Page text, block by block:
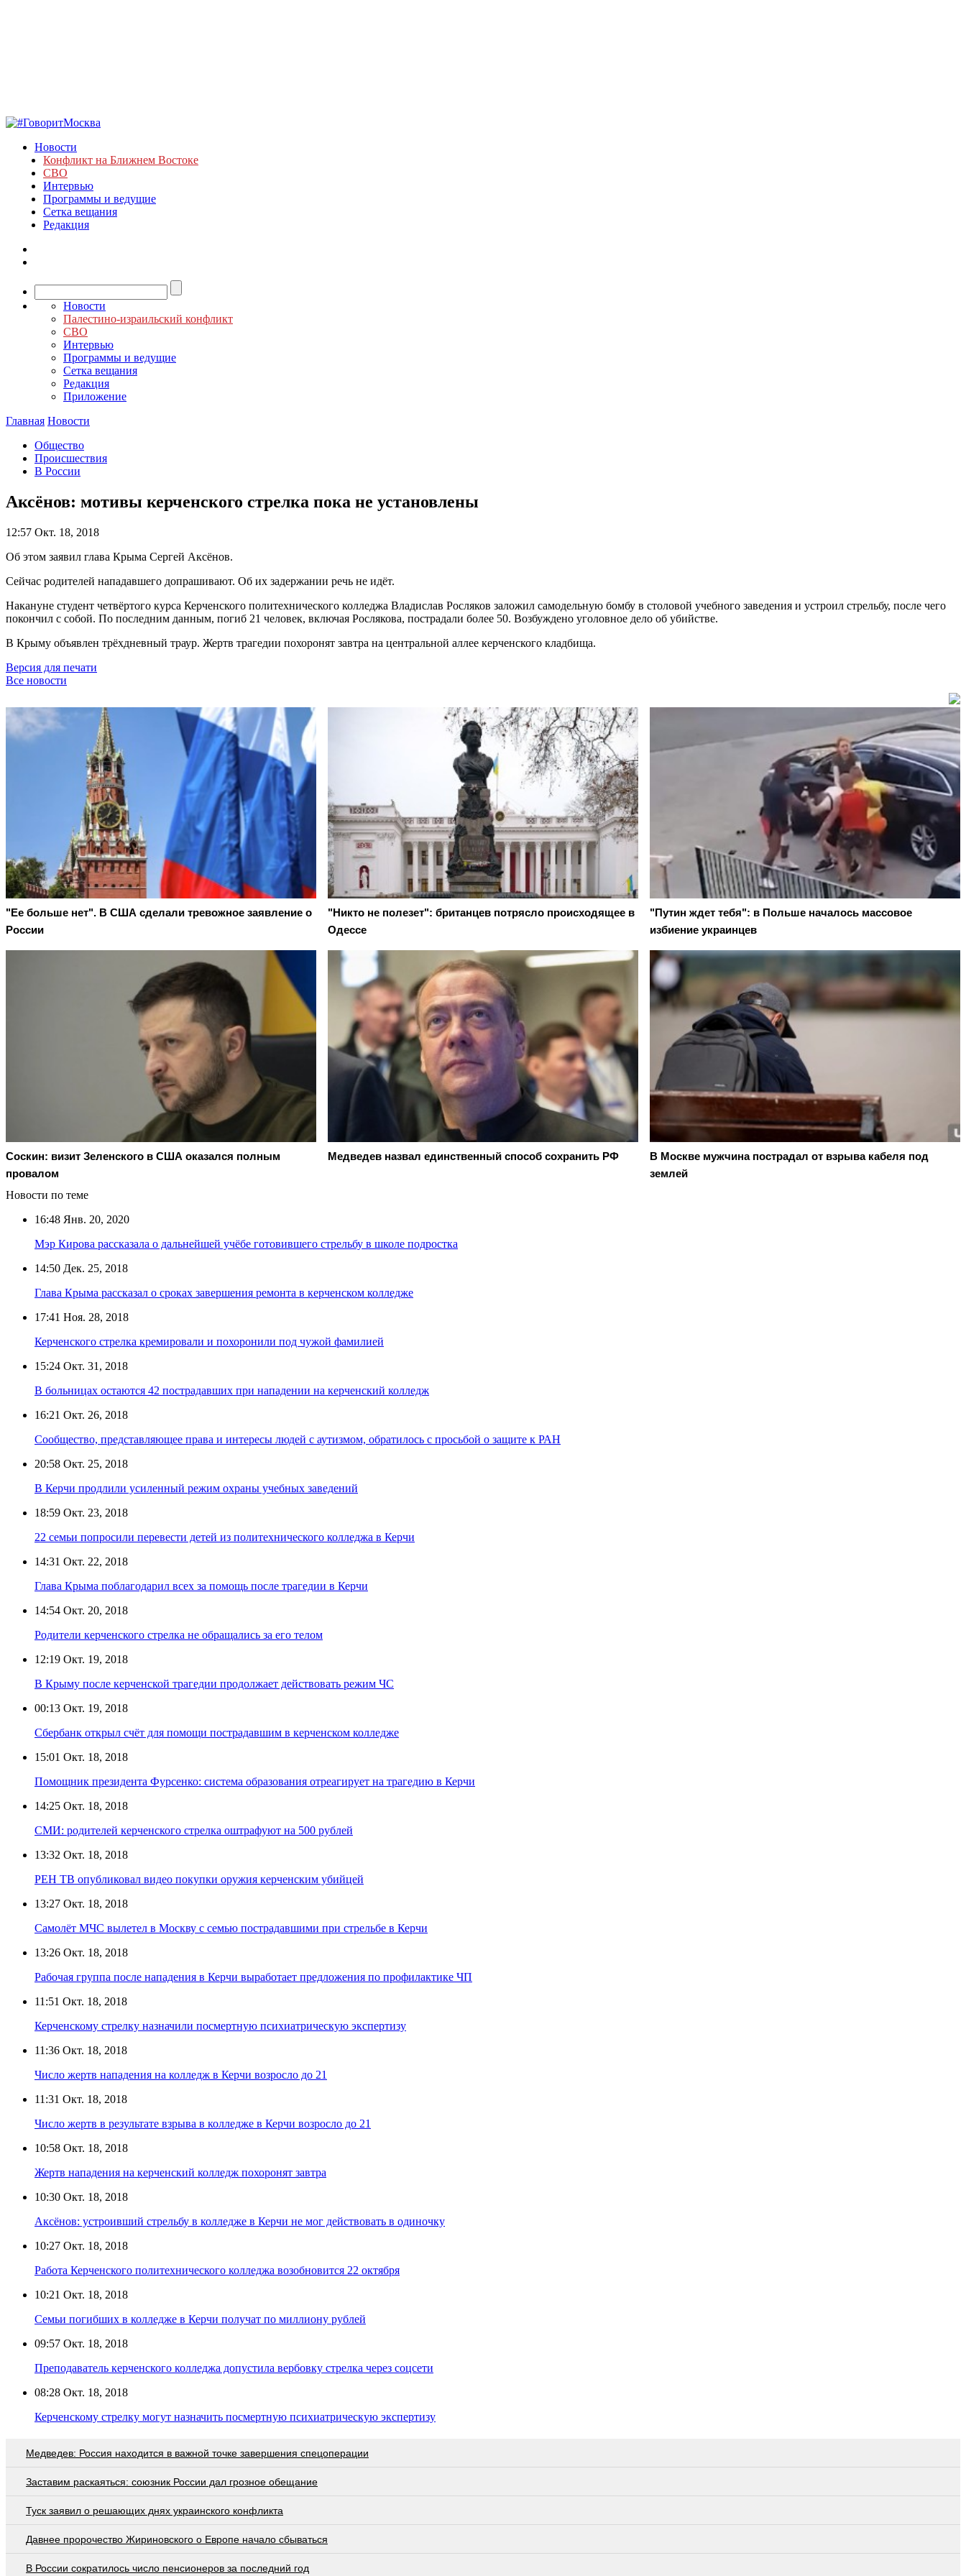
Новости
Конфликт на Ближнем Востоке
СВО
Интервью
Программы и ведущие
Сетка вещания
Редакция
Новости
Палестино-израильский конфликт
СВО
Интервью
Программы и ведущие
Сетка вещания
Редакция
Приложение
Главная Новости
Общество
Происшествия
В России
Аксёнов: мотивы керченского стрелка пока не установлены
12:57 Окт. 18, 2018
Об этом заявил глава Крыма Сергей Аксёнов.
Сейчас родителей нападавшего допрашивают. Об их задержании речь не идёт.
Накануне студент четвёртого курса Керченского политехнического колледжа Владислав Росляков заложил самодельную бомбу в столовой учебного заведения и устроил стрельбу, после чего
покончил с собой. По последним данным, погиб 21 человек, включая Рослякова, пострадали более 50. Возбуждено уголовное дело об убийстве.
В Крыму объявлен трёхдневный траур. Жертв трагедии похоронят завтра на центральной аллее керченского кладбища.
Версия для печати
Все новости
"Ее больше нет". В США сделали тревожное заявление о
России
"Никто не полезет": британцев потрясло происходящее в
Одессе
"Путин ждет тебя": в Польше началось массовое
избиение украинцев
Соскин: визит Зеленского в США оказался полным
провалом
Медведев назвал единственный способ сохранить РФ
В Москве мужчина пострадал от взрыва кабеля под
землей
Новости по теме
16:48 Янв. 20, 2020
Мэр Кирова рассказала о дальнейшей учёбе готовившего стрельбу в школе подростка
14:50 Дек. 25, 2018
Глава Крыма рассказал о сроках завершения ремонта в керченском колледже
17:41 Ноя. 28, 2018
Керченского стрелка кремировали и похоронили под чужой фамилией
15:24 Окт. 31, 2018
В больницах остаются 42 пострадавших при нападении на керченский колледж
16:21 Окт. 26, 2018
Сообщество, представляющее права и интересы людей с аутизмом, обратилось с просьбой о защите к РАН
20:58 Окт. 25, 2018
В Керчи продлили усиленный режим охраны учебных заведений
18:59 Окт. 23, 2018
22 семьи попросили перевести детей из политехнического колледжа в Керчи
14:31 Окт. 22, 2018
Глава Крыма поблагодарил всех за помощь после трагедии в Керчи
14:54 Окт. 20, 2018
Родители керченского стрелка не обращались за его телом
12:19 Окт. 19, 2018
В Крыму после керченской трагедии продолжает действовать режим ЧС
00:13 Окт. 19, 2018
Сбербанк открыл счёт для помощи пострадавшим в керченском колледже
15:01 Окт. 18, 2018
Помощник президента Фурсенко: система образования отреагирует на трагедию в Керчи
14:25 Окт. 18, 2018
СМИ: родителей керченского стрелка оштрафуют на 500 рублей
13:32 Окт. 18, 2018
РЕН ТВ опубликовал видео покупки оружия керченским убийцей
13:27 Окт. 18, 2018
Самолёт МЧС вылетел в Москву с семью пострадавшими при стрельбе в Керчи
13:26 Окт. 18, 2018
Рабочая группа после нападения в Керчи выработает предложения по профилактике ЧП
11:51 Окт. 18, 2018
Керченскому стрелку назначили посмертную психиатрическую экспертизу
11:36 Окт. 18, 2018
Число жертв нападения на колледж в Керчи возросло до 21
11:31 Окт. 18, 2018
Число жертв в результате взрыва в колледже в Керчи возросло до 21
10:58 Окт. 18, 2018
Жертв нападения на керченский колледж похоронят завтра
10:30 Окт. 18, 2018
Аксёнов: устроивший стрельбу в колледже в Керчи не мог действовать в одиночку
10:27 Окт. 18, 2018
Работа Керченского политехнического колледжа возобновится 22 октября
10:21 Окт. 18, 2018
Семьи погибших в колледже в Керчи получат по миллиону рублей
09:57 Окт. 18, 2018
Преподаватель керченского колледжа допустила вербовку стрелка через соцсети
08:28 Окт. 18, 2018
Керченскому стрелку могут назначить посмертную психиатрическую экспертизу
Медведев: Россия находится в важной точке завершения спецоперации
Заставим раскаяться: союзник России дал грозное обещание
Туск заявил о решающих днях украинского конфликта
Давнее пророчество Жириновского о Европе начало сбываться
В России сократилось число пенсионеров за последний год